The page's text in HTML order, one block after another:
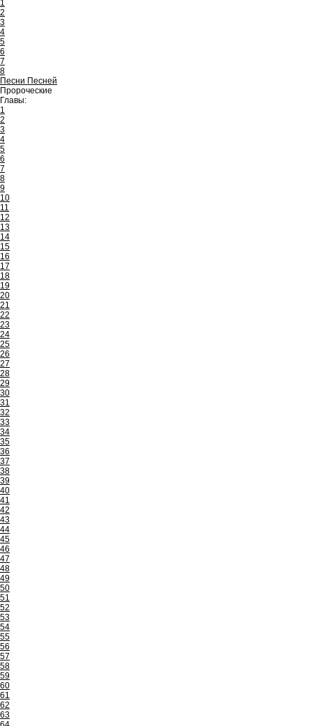
1
2
3
4
5
6
7
8
Песни Песней
Пророческие
Главы:
1
2
3
4
5
6
7
8
9
10
11
12
13
14
15
16
17
18
19
20
21
22
23
24
25
26
27
28
29
30
31
32
33
34
35
36
37
38
39
40
41
42
43
44
45
46
47
48
49
50
51
52
53
54
55
56
57
58
59
60
61
62
63